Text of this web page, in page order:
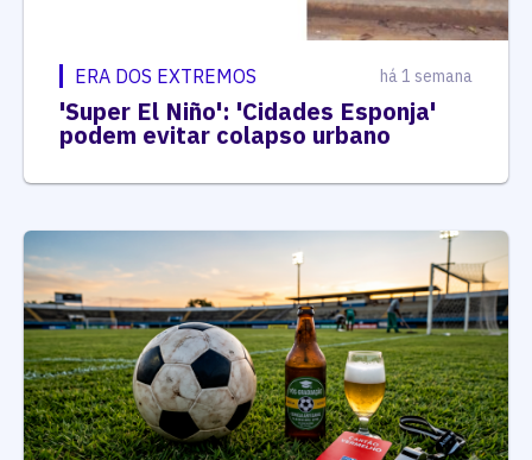
ERA DOS EXTREMOS há 1 semana
'Super El Niño': 'Cidades Esponja'
podem evitar colapso urbano